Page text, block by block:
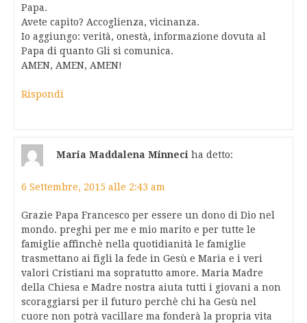
Papa.
Avete capito? Accoglienza, vicinanza.
Io aggiungo: verità, onestà, informazione dovuta al
Papa di quanto Gli si comunica.
AMEN, AMEN, AMEN!
Rispondi
Maria Maddalena Minneci ha detto:
6 Settembre, 2015 alle 2:43 am
Grazie Papa Francesco per essere un dono di Dio nel
mondo. preghi per me e mio marito e per tutte le
famiglie affinchè nella quotidianità le famiglie
trasmettano ai figli la fede in Gesù e Maria e i veri
valori Cristiani ma sopratutto amore. Maria Madre
della Chiesa e Madre nostra aiuta tutti i giovani a non
scoraggiarsi per il futuro perchè chi ha Gesù nel
cuore non potrà vacillare ma fonderà la propria vita